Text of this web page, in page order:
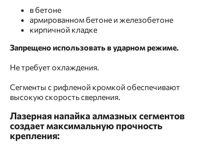
в бетоне
армированном бетоне и железобетоне
кирпичной кладке
Запрещено использовать в ударном режиме.
Не требует охлаждения.
Сегменты с рифленой кромкой обеспечивают
высокую скорость сверления.
Лазерная напайка алмазных сегментов
создает максимальную прочность
крепления: